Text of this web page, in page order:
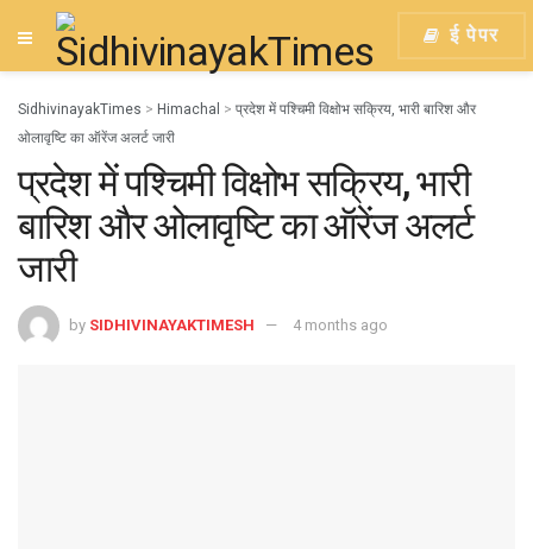
ई पेपर
SidhivinayakTimes > Himachal > प्रदेश में पश्चिमी विक्षोभ सक्रिय, भारी बारिश और
ओलावृष्टि का ऑरेंज अलर्ट जारी
प्रदेश में पश्चिमी विक्षोभ सक्रिय, भारी
बारिश और ओलावृष्टि का ऑरेंज अलर्ट
जारी
by SIDHIVINAYAKTIMESH 4 months ago